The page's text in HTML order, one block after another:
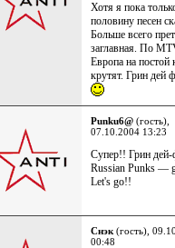
Хотя я пока
половину песен
Больше всего прет
заглавная. По
Европа на постой
крутят. Грин дей
Punku6@ (гость),
07.10.2004 13:23
Супер!! Грин
Russian Punks —
Let's go!!
Снэк (гость),
00:48